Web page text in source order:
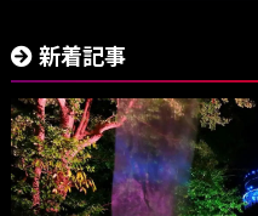
新着記事